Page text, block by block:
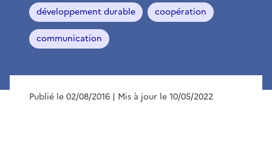
développement durable coopération
communication
Publié le 02/08/2016 | Mis à jour le 10/05/2022